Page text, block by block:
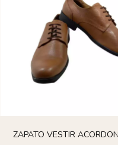
ZAPATO VESTIR